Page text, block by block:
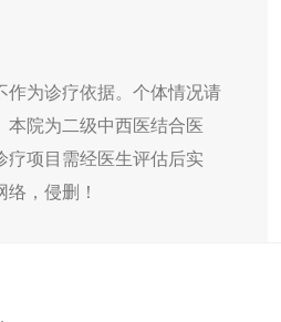
作为诊疗依据。个体情况请
本院为二级中西医结合医
疗项目需经医生评估后实
，侵删！